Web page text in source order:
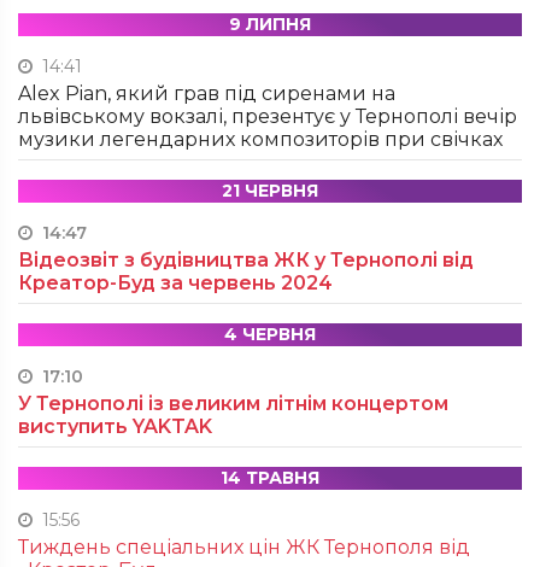
9 ЛИПНЯ
14:41
Alex Pian, який грав під сиренами на
львівському вокзалі, презентує у Тернополі вечір
музики легендарних композиторів при свічках
21 ЧЕРВНЯ
14:47
Відеозвіт з будівництва ЖК у Тернополі від
Креатор-Буд за червень 2024
4 ЧЕРВНЯ
17:10
У Тернополі із великим літнім концертом
виступить YAKTAK
14 ТРАВНЯ
15:56
Тиждень спеціальних цін ЖК Тернополя від